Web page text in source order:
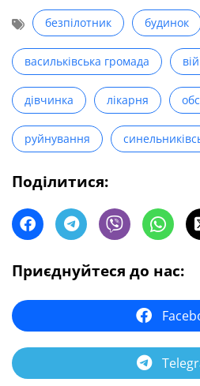
безпілотник будинок
васильківська громада
дівчинка лікарня
руйнування
Поділитися:
Приєднуйтеся до нас: